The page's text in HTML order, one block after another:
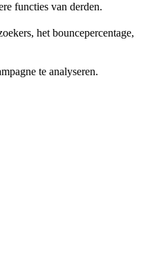
functies van derden.
het bouncepercentage,
te analyseren.